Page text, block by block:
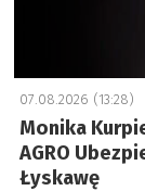
07.08.2026 (13:28)
Monika
AGRO
Łyskawę